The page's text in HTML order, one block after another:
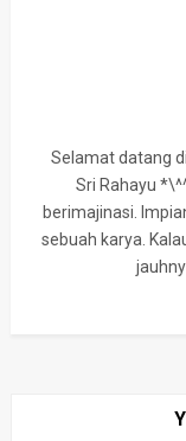
Selamat datang
Sri Rahayu
berimajinasi.
sebuah karya.